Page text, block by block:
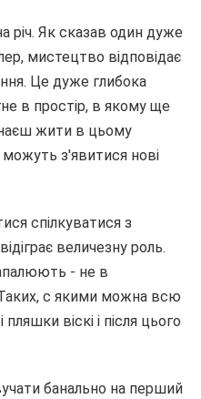
Як сказав один дуже
мистецтво відповідає
Це дуже глибока
в простір, в якому ще
жити в цьому
з'явитися нові
спілкуватися з
величезну роль.
- не в
c якими можна всю
віскі і після цього
банально на перший